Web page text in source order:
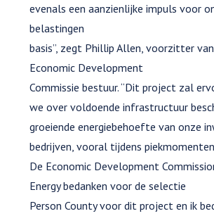
evenals een aanzienlijke impuls voor
belastingen
basis”, zegt Phillip Allen, voorzitter
Economic Development
Commissie bestuur. “Dit project zal
we over voldoende infrastructuur
groeiende energiebehoefte van onze
bedrijven, vooral tijdens
De Economic Development
Energy bedanken voor de selectie
Person County voor dit project en ik